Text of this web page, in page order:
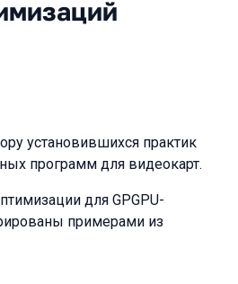
установившихся практик
программ для видеокарт.
для GPGPU-
примерами из